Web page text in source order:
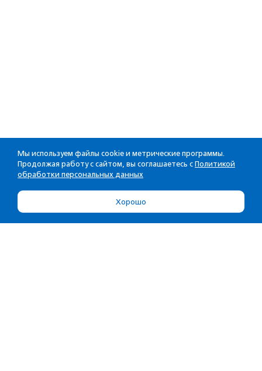
Мы используем файлы cookie и метрические программы.
Продолжая работу с сайтом, вы соглашаетесь с Политикой
обработки персональных данных
Хорошо